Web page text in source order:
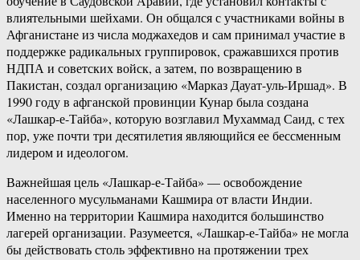
влиятельными шейхами. Он общался с участниками войны в
Афганистане из числа моджахедов и сам принимал участие в
поддержке радикальных группировок, сражавшихся против
НДПА и советских войск, а затем, по возвращению в
Пакистан, создал организацию «Марказ Дауат-уль-Иршад». В
1990 году в афганской провинции Кунар была создана
«Лашкар-е-Тайба», которую возглавил Мухаммад Саид, с тех
пор, уже почти три десятилетия являющийся ее бессменным
лидером и идеологом.
Важнейшая цель «Лашкар-е-Тайба» — освобождение
населенного мусульманами Кашмира от власти Индии.
Именно на территории Кашмира находится большинство
лагерей организации. Разумеется, «Лашкар-е-Тайба» не могла
бы действовать столь эффективно на протяжении трех